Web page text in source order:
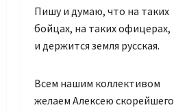
Пишу и думаю, что на таких
бойцах, на таких офицерах,
и держится земля русская.
Всем нашим коллективом
желаем Алексею скорейшего